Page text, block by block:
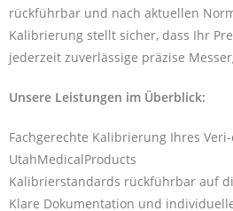
rückführbar und nach aktuellen
Kalibrierung stellt sicher, dass Ihr
jederzeit zuverlässige präzise
Unsere Leistungen im Überblick:
Fachgerechte Kalibrierung Ihres
UtahMedicalProducts
Kalibrierstandards rückführbar auf
Klare Dokumentation und